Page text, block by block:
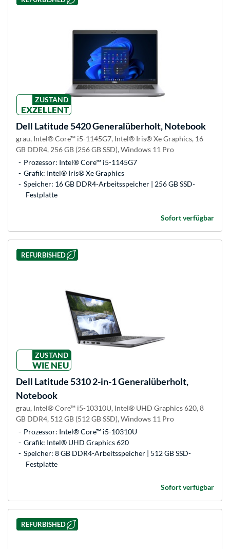
ZUSTAND
EXZELLENT
Dell Latitude 5420 Generalüberholt, Notebook
grau, Intel® Core™ i5-1145G7, Intel® Iris® Xe Graphics, 16
GB DDR4, 256 GB (256 GB SSD), Windows 11 Pro
Prozessor: Intel® Core™ i5-1145G7
Grafik: Intel® Iris® Xe Graphics
Speicher: 16 GB DDR4-Arbeitsspeicher | 256 GB SSD-
Festplatte
Sofort verfügbar
REFURBISHED
ZUSTAND
WIE NEU
Dell Latitude 5310 2-in-1 Generalüberholt,
Notebook
grau, Intel® Core™ i5-10310U, Intel® UHD Graphics 620, 8
GB DDR4, 512 GB (512 GB SSD), Windows 11 Pro
Prozessor: Intel® Core™ i5-10310U
Grafik: Intel® UHD Graphics 620
Speicher: 8 GB DDR4-Arbeitsspeicher | 512 GB SSD-
Festplatte
Sofort verfügbar
REFURBISHED